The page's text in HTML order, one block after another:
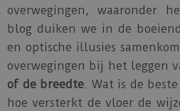
overwegingen, waaronder
blog duiken we in de
en optische illusies
overwegingen bij het leggen
of de breedte. Wat is de
hoe versterkt de vloer de